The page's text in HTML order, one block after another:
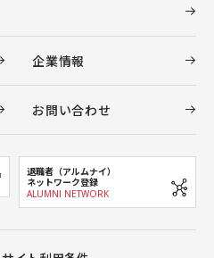
企業情報
お問い合わせ
退職者（アルムナイ）
ネットワーク登録
ALUMNI NETWORK